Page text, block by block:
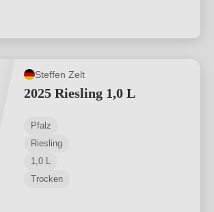
Steffen Zelt
2025 Riesling 1,0 L
Pfalz
Riesling
1,0 L
Trocken